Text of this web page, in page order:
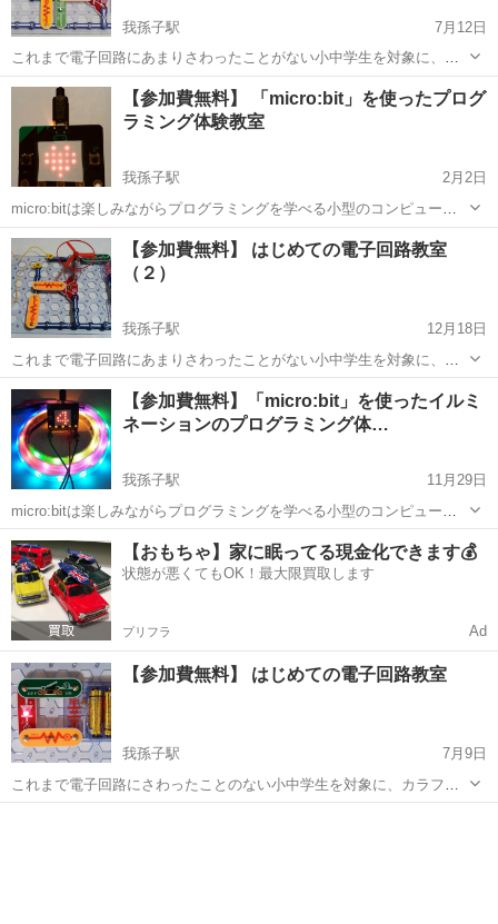
我孫子駅
7月12日
これまで電子回路にあまりさわったことがない小中学生を対象に、カ
ラフルで安全な電子ブロックを使った電子回路教室を開催します。 今
回はLEDや光センサーを使った回路を組み立てて遊んでみようと思い
ますので、ぜひ親子でご参加下さい...
千葉 我孫子市 我孫子駅 その他 電子回路
【参加費無料】 「micro:bit」を使ったプログ
ラミング体験教室
我孫子駅
2月2日
micro:bitは楽しみながらプログラミングを学べる小型のコンピュータ
ーボードで、世界中の子供たちに使われています。 インターネット環
境があれば特別なソフトをインストールする必要もなく、ブラウザ上
でブロックを組み合わ...
千葉 我孫子市 我孫子駅
【参加費無料】 はじめての電子回路教室
（２）
我孫子駅
12月18日
これまで電子回路にあまりさわったことがない小中学生を対象に、カ
ラフルで安全な電子ブロックを使った電子回路教室を開催します。 今
回は、トランジスタや光センサーを使用した回路を組み立てて遊んで
みようと思いますので、ぜひ親子でご...
千葉 我孫子市 我孫子駅 その他
【参加費無料】「micro:bit」を使ったイルミ
ネーションのプログラミング体…
我孫子駅
11月29日
micro:bitは楽しみながらプログラミングを学べる小型のコンピュータ
ーボードで、世界中の子供たちに使われています。 インターネット環
境があれば特別なソフトをインストールする必要もなく、ブロックを
組み合わせながらパズル感...
千葉 我孫子市 我孫子駅 その他
【おもちゃ】家に眠ってる現金化できます💰
状態が悪くてもOK！最大限買取します
プリフラ Ad
【参加費無料】 はじめての電子回路教室
我孫子駅
7月9日
これまで電子回路にさわったことのない小中学生を対象に、カラフル
で安全な電子ブロックを使用して回路教室を開催しますので、ぜひ親